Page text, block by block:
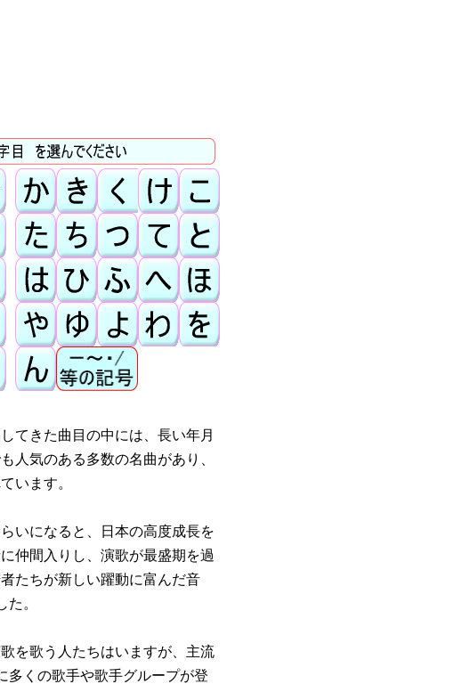
てきた曲目の中には、長い年月
人気のある多数の名曲があり、
います。
いになると、日本の高度成長を
仲間入りし、演歌が最盛期を過
たちが新しい躍動に富んだ音
た。
を歌う人たちはいますが、主流
多くの歌手や歌手グループが登